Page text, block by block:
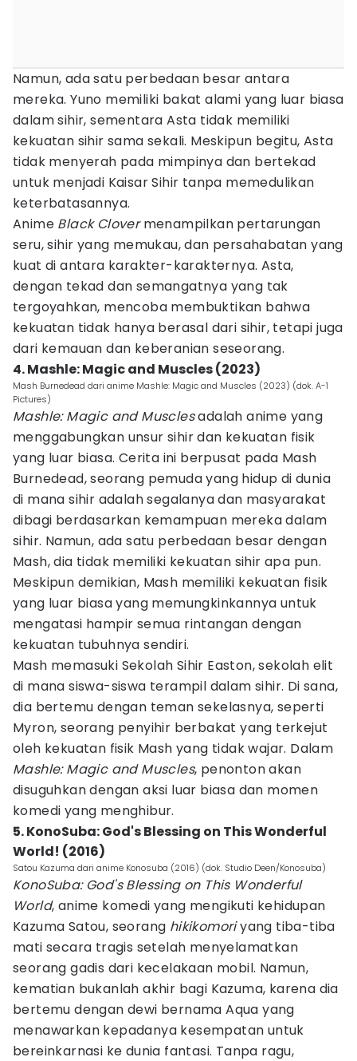
Namun, ada satu perbedaan besar antara
mereka. Yuno memiliki bakat alami yang luar biasa
dalam sihir, sementara Asta tidak memiliki
kekuatan sihir sama sekali. Meskipun begitu, Asta
tidak menyerah pada mimpinya dan bertekad
untuk menjadi Kaisar Sihir tanpa memedulikan
keterbatasannya.
Anime Black Clovermenampilkan pertarungan
seru, sihir yang memukau, dan persahabatan yang
kuat di antara karakter-karakternya. Asta,
dengan tekad dan semangatnya yang tak
tergoyahkan, mencoba membuktikan bahwa
kekuatan tidak hanya berasal dari sihir, tetapi juga
dari kemauan dan keberanian seseorang.
4. Mashle: Magic and Muscles (2023)
Mash Burnedead dari anime Mashle: Magic and Muscles (2023) (dok. A-1
Pictures)
Mashle: Magic and Musclesadalah anime yang
menggabungkan unsur sihir dan kekuatan fisik
yang luar biasa. Cerita ini berpusat pada Mash
Burnedead, seorang pemuda yang hidup di dunia
di mana sihir adalah segalanya dan masyarakat
dibagi berdasarkan kemampuan mereka dalam
sihir. Namun, ada satu perbedaan besar dengan
Mash, dia tidak memiliki kekuatan sihir apa pun.
Meskipun demikian, Mash memiliki kekuatan fisik
yang luar biasa yang memungkinkannya untuk
mengatasi hampir semua rintangan dengan
kekuatan tubuhnya sendiri.
Mash memasuki Sekolah Sihir Easton, sekolah elit
di mana siswa-siswa terampil dalam sihir. Di sana,
dia bertemu dengan teman sekelasnya, seperti
Myron, seorang penyihir berbakat yang terkejut
oleh kekuatan fisik Mash yang tidak wajar. Dalam
Mashle: Magic and Muscles, penonton akan
disuguhkan dengan aksi luar biasa dan momen
komedi yang menghibur.
5. KonoSuba: God's Blessing on This Wonderful
World! (2016)
Satou Kazuma dari anime Konosuba (2016) (dok. Studio Deen/Konosuba)
KonoSuba: God's Blessing on This Wonderful
World, anime komedi yang mengikuti kehidupan
Kazuma Satou, seorang hikikomoriyang tiba-tiba
mati secara tragis setelah menyelamatkan
seorang gadis dari kecelakaan mobil. Namun,
kematian bukanlah akhir bagi Kazuma, karena dia
bertemu dengan dewi bernama Aqua yang
menawarkan kepadanya kesempatan untuk
bereinkarnasi ke dunia fantasi. Tanpa ragu,